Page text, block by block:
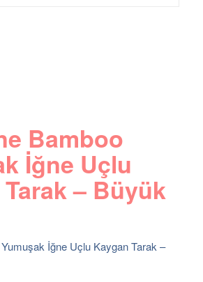
Bamboo
İğne Uçlu
– Büyük
İğne Uçlu Kaygan Tarak –